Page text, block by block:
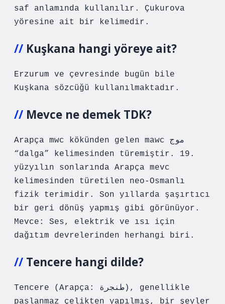
saf anlamında kullanılır. Çukurova
yöresine ait bir kelimedir.
Kuşkana hangi yöreye ait?
Erzurum ve çevresinde bugün bile
Kuşkana sözcüğü kullanılmaktadır.
Mevce ne demek TDK?
Arapça mwc kökünden gelen mawc موج
“dalga” kelimesinden türemiştir. 19.
yüzyılın sonlarında Arapça mevc
kelimesinden türetilen neo-Osmanlı
fizik terimidir. Son yıllarda şaşırtıcı
bir geri dönüş yapmış gibi görünüyor.
Mevce: Ses, elektrik ve ısı için
dağıtım devrelerinden herhangi biri.
Tencere hangi dilde?
Tencere (Arapça: طنجرة), genellikle
paslanmaz çelikten yapılmış, bir şeyler